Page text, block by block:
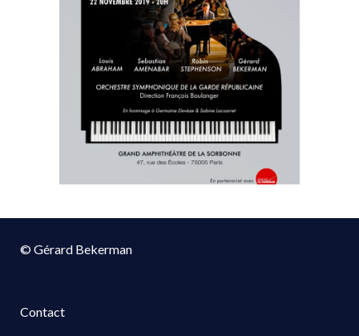
© Gérard Bekerman
Contact